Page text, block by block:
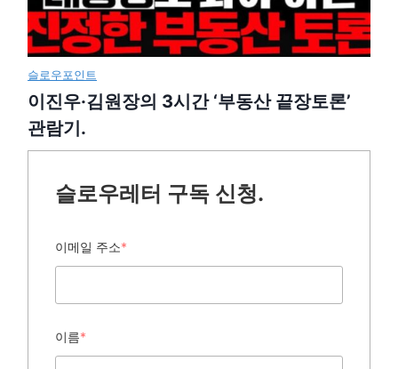
슬로우포인트
이진우·김원장의 3시간 ‘부동산 끝장토론’
관람기.
슬로우레터 구독 신청.
이메일 주소*
이름*